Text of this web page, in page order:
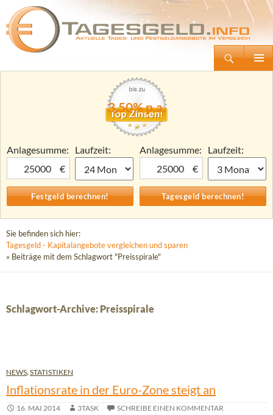
Tagesgeld.info – Tagesgeldkonten vergleichen und Tagesgeld-Zinsen berechnen
Zum
3,50% p.a.
Anlagesumme:
€
Laufzeit:
Anlagesumme:
€
Laufzeit:
Sie befinden sich hier:
Tagesgeld - Kapitalangebote vergleichen und sparen
» Beiträge mit dem Schlagwort "Preisspirale"
Schlagwort-Archive: Preisspirale
NEWS,STATISTIKEN
Inflationsrate in der Euro-Zone steigt an
16. MAI 2014 3TASK SCHREIBE EINEN KOMMENTAR